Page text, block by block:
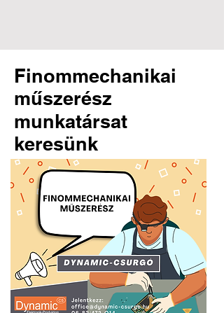
Dynamic-Csurgó Kft. |
8840 Csurgó, Arany János
u. 44.
| +36-82/472-014
Finommechanikai
műszerész
munkatársat
keresünk